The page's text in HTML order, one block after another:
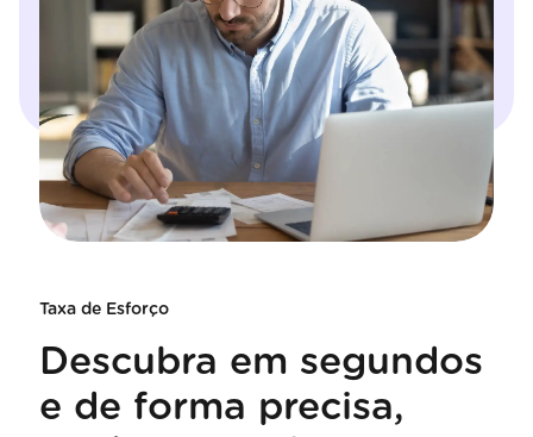
Taxa de Esforço
Descubra em segundos
e de forma precisa,